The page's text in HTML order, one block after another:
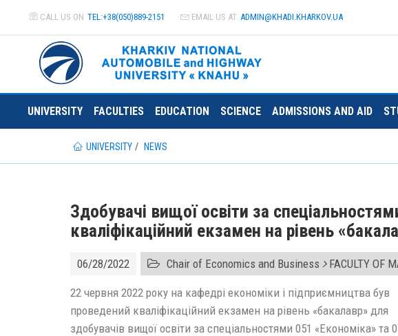
CALL US ON TEL:+38(050)889-2151 EMAIL US AT ADMIN@KHADI.KHARKOV.UA
UNIVERSITY FACULTIES EDUCATION SCIENCE ADMISSIONS AND AID
UNIVERSITY NEWS
Здобувачі вищої освіти за
кваліфікаційний екзамен на рівень
06/28/2022 Chair of Economics and Business FACULTY OF
22 червня 2022 року на кафедрі економіки і підприємництва був
проведений кваліфікаційний екзамен на рівень «бакалавр» для
здобувачів вищої освіти за спеціальностями 051 «Економіка» та